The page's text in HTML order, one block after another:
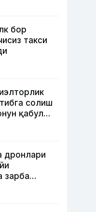
бор
такси
солиш
қабул
дронлари
зарба
мудофаа